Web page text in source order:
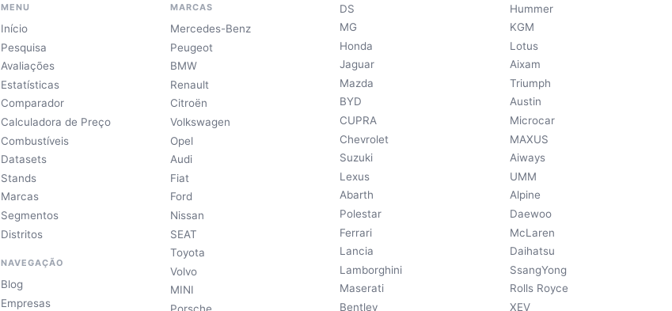
MENU
Início
Pesquisa
Avaliações
Estatísticas
Comparador
Calculadora de Preço
Combustíveis
Datasets
Stands
Marcas
Segmentos
Distritos
NAVEGAÇÃO
Blog
Empresas
MARCAS
Mercedes-Benz
Peugeot
BMW
Renault
Citroën
Volkswagen
Opel
Audi
Fiat
Ford
Nissan
SEAT
Toyota
Volvo
MINI
DS
MG
Honda
Jaguar
Mazda
BYD
CUPRA
Chevrolet
Suzuki
Lexus
Abarth
Polestar
Ferrari
Lancia
Lamborghini
Maserati
Bentley
Hummer
KGM
Lotus
Aixam
Triumph
Austin
Microcar
MAXUS
Aiways
UMM
Alpine
Daewoo
McLaren
Daihatsu
SsangYong
Rolls Royce
XEV